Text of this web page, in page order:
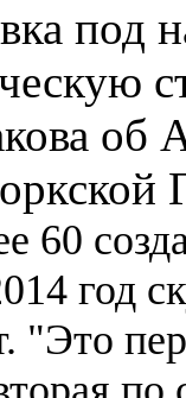
под
об
60
год
"Это